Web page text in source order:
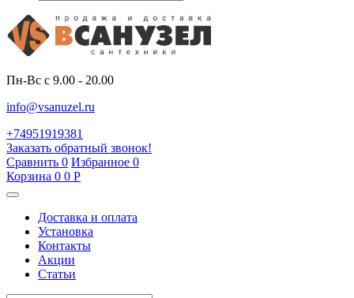
Пн-Вс с 9.00 - 20.00
info@vsanuzel.ru
+74951919381
Заказать обратный звонок!
Сравнить 0 Избранное 0
Корзина 0 0 Р
Доставка и оплата
Установка
Контакты
Акции
Статьи